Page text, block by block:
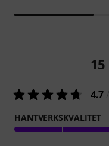
15
4.7
HANTVERKSKVALITET